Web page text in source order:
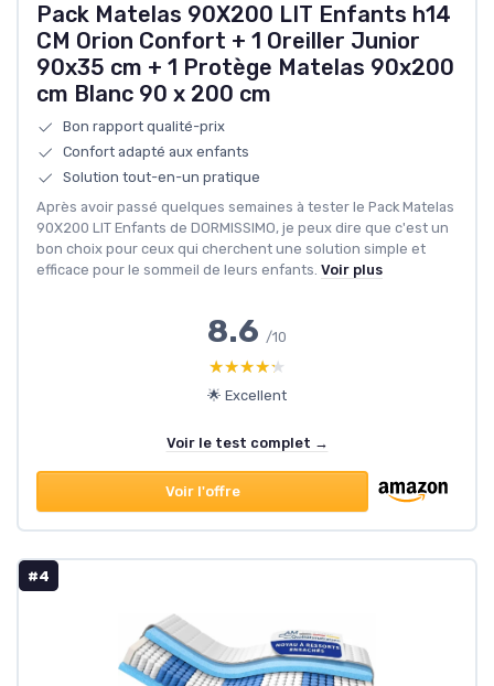
Pack Matelas 90X200 LIT Enfants h14
CM Orion Confort + 1 Oreiller Junior
90x35 cm + 1 Protège Matelas 90x200
cm Blanc 90 x 200 cm
Bon rapport qualité-prix
Confort adapté aux enfants
Solution tout-en-un pratique
Après avoir passé quelques semaines à tester le Pack Matelas
90X200 LIT Enfants de DORMISSIMO, je peux dire que c'est un
bon choix pour ceux qui cherchent une solution simple et
efficace pour le sommeil de leurs enfants. Voir plus
8.6 /10
★★★★★
★★★★★
🌟 Excellent
Voir le test complet →
Voir l'offre
#4